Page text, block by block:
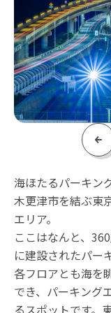
海ほたるパーキン
木更津市を結ぶ東
エリア。
ここはなんと、
に建設されたパー
各フロアとも海を
でき、パーキング